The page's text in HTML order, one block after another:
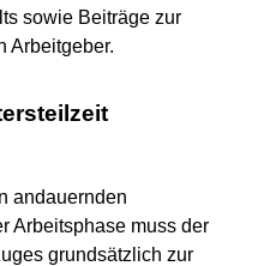
sowie Beiträge zur
Arbeitgeber.
andauernden
Arbeitsphase muss der
grundsätzlich zur